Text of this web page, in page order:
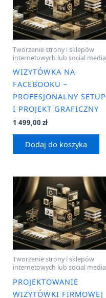
Tworzenie strony i sklepów
internetowych lub social media
WIZYTÓWKA NA
FACEBOOKU –
PROFESJONALNY SETUP
I PROJEKT GRAFICZNY
1 499,00 zł
Dodaj do koszyka
Tworzenie strony i sklepów
internetowych lub social media
PROJEKTOWANIE
WIZYTÓWKI FIRMOWEJ